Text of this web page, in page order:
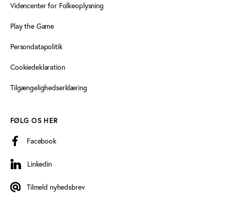
Videncenter for Folkeoplysning
Play the Game
Persondatapolitik
Cookiedeklaration
Tilgængelighedserklæring
FØLG OS HER
Facebook
Linkedin
Linkedin
Tilmeld nyhedsbrev
Tilmeld nyhedsbrev